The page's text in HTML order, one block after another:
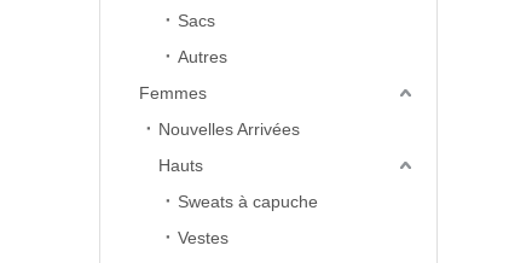
Sacs
Autres
Femmes
Nouvelles Arrivées
Hauts
Sweats à capuche
Vestes